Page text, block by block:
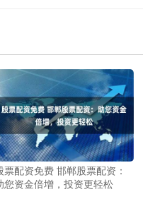
票配资免费 邯郸股票配资：
您资金倍增，投资更轻松